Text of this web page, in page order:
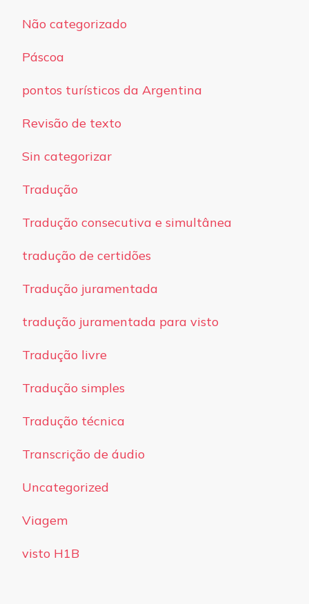
Não categorizado
Páscoa
pontos turísticos da Argentina
Revisão de texto
Sin categorizar
Tradução
Tradução consecutiva e simultânea
tradução de certidões
Tradução juramentada
tradução juramentada para visto
Tradução livre
Tradução simples
Tradução técnica
Transcrição de áudio
Uncategorized
Viagem
visto H1B